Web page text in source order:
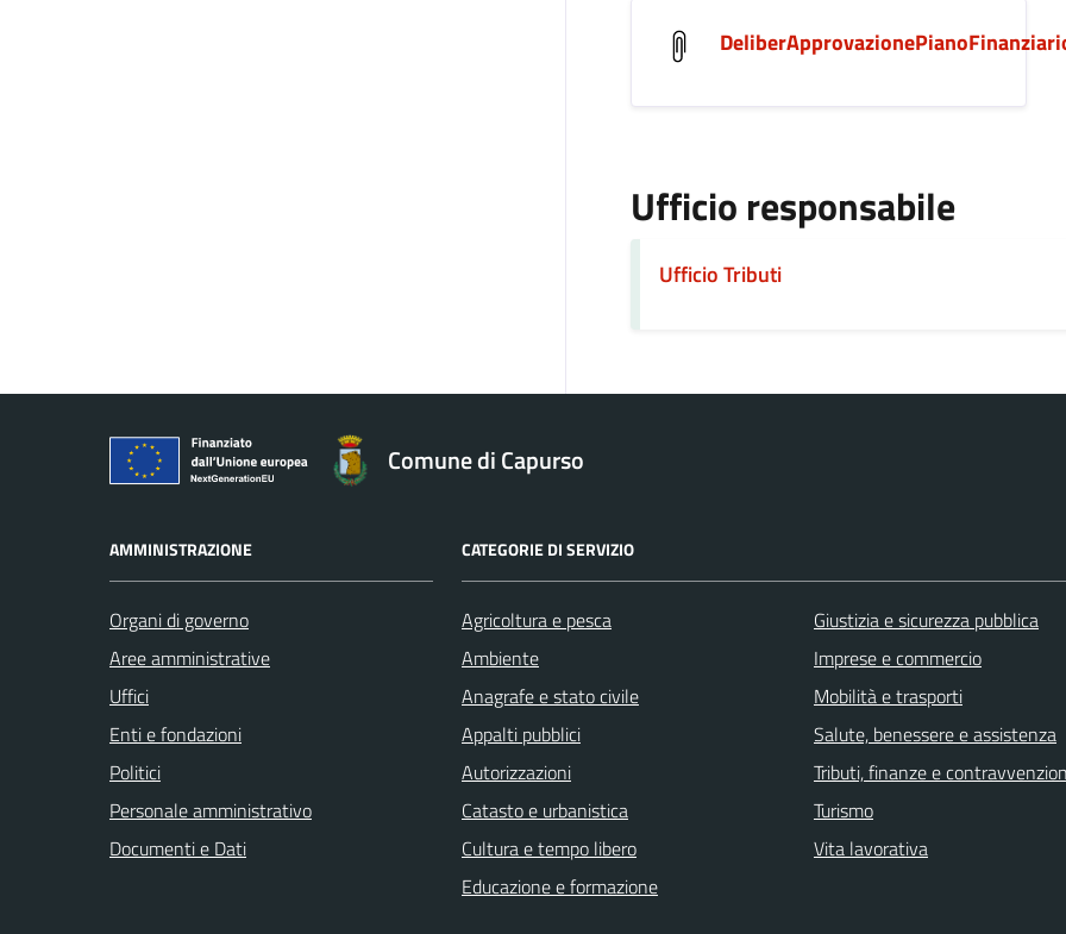
Ufficio responsabile
Ufficio Tributi
Comune di Capurso
AMMINISTRAZIONE
Organi di governo
Aree amministrative
Uffici
Enti e fondazioni
Politici
Personale amministrativo
Documenti e Dati
CATEGORIE DI SERVIZIO
Agricoltura e pesca
Ambiente
Anagrafe e stato civile
Appalti pubblici
Autorizzazioni
Catasto e urbanistica
Cultura e tempo libero
Educazione e formazione
Giustizia e sicurezza pubblica
Imprese e commercio
Mobilità e trasporti
Salute, benessere e assistenza
Tributi, finanze e
Turismo
Vita lavorativa